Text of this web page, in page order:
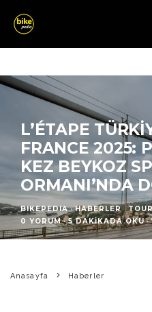
L’ÉTAPE
FRANCE 2025:
KEZ BEYKOZ
ORMANI’NDA
BIKEPEDIA · HABERLER
0 YORUM · 5 DAKIKADA OKU ·
Anasayfa Haberler